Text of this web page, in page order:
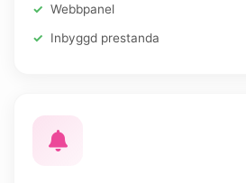
Webbpanel
Inbyggd prestanda